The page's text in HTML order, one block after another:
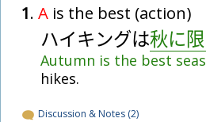
1. A is the best (action)
ハイキングは秋に限
Autumn is the best
hikes.
Discussion & Notes (2)